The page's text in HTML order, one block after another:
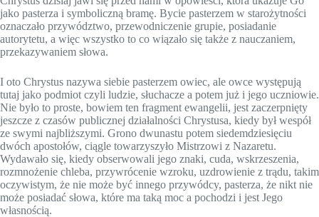
jako pasterza i symboliczną bramę. Bycie pasterzem w starożytności
oznaczało przywództwo, przewodniczenie grupie, posiadanie
autorytetu, a więc wszystko to co wiązało się także z nauczaniem,
przekazywaniem słowa.
I oto Chrystus nazywa siebie pasterzem owiec, ale owce występują
tutaj jako podmiot czyli ludzie, słuchacze a potem już i jego uczniowie.
Nie było to proste, bowiem ten fragment ewangelii, jest zaczerpnięty
jeszcze z czasów publicznej działalności Chrystusa, kiedy był wespół
ze swymi najbliższymi. Grono dwunastu potem siedemdziesięciu
dwóch apostołów, ciągle towarzyszyło Mistrzowi z Nazaretu.
Wydawało się, kiedy obserwowali jego znaki, cuda, wskrzeszenia,
rozmnożenie chleba, przywrócenie wzroku, uzdrowienie z trądu, takim
oczywistym, że nie może być innego przywódcy, pasterza, że nikt nie
może posiadać słowa, które ma taką moc a pochodzi i jest Jego
własnością.